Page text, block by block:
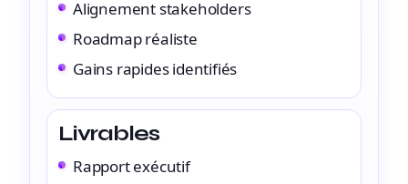
Alignement stakeholders
Roadmap réaliste
Gains rapides identifiés
Livrables
Rapport exécutif